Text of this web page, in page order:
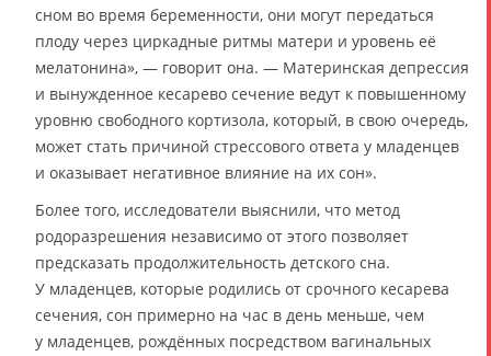
сном во время беременности, они могут передаться
плоду через циркадные ритмы матери и уровень её
мелатонина», — говорит она. — Материнская депрессия
и вынужденное кесарево сечение ведут к повышенному
уровню свободного кортизола, который, в свою очередь,
может стать причиной стрессового ответа у младенцев
и оказывает негативное влияние на их сон».
Более того, исследователи выяснили, что метод
родоразрешения независимо от этого позволяет
предсказать продолжительность детского сна.
У младенцев, которые родились от срочного кесарева
сечения, сон примерно на час в день меньше, чем
у младенцев, рождённых посредством вагинальных